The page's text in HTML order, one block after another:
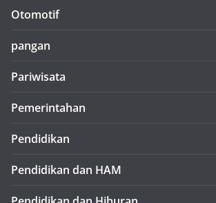
Otomotif
pangan
Pariwisata
Pemerintahan
Pendidikan
Pendidikan dan HAM